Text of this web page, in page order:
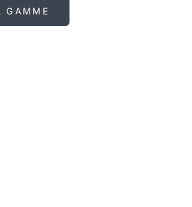
GAMME